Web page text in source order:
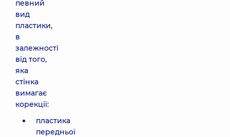
певний
вид
пластики,
в
залежності
від того,
яка
стінка
вимагає
корекції:
пластика
передньої